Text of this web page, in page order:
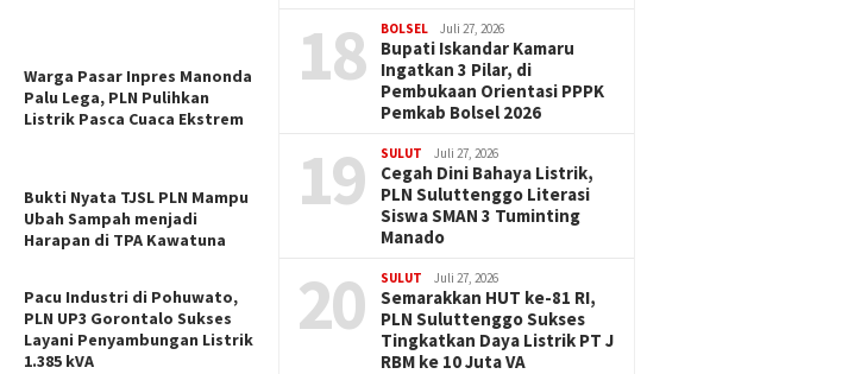
Warga Pasar Inpres Manonda
Palu Lega, PLN Pulihkan
Listrik Pasca Cuaca Ekstrem
Bukti Nyata TJSL PLN Mampu
Ubah Sampah menjadi
Harapan di TPA Kawatuna
Pacu Industri di Pohuwato,
PLN UP3 Gorontalo Sukses
Layani Penyambungan Listrik
1.385 kVA
18 BOLSEL Juli 27, 2026
Bupati Iskandar Kamaru
Ingatkan 3 Pilar, di
Pembukaan Orientasi PPPK
Pemkab Bolsel 2026
19 SULUT Juli 27, 2026
Cegah Dini Bahaya Listrik,
PLN Suluttenggo Literasi
Siswa SMAN 3 Tuminting
Manado
20 SULUT Juli 27, 2026
Semarakkan HUT ke-81 RI,
PLN Suluttenggo Sukses
Tingkatkan Daya Listrik PT J
RBM ke 10 Juta VA